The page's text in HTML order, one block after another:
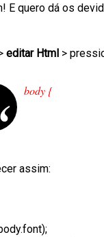
E quero dá os
editar Html >
body {
assim: